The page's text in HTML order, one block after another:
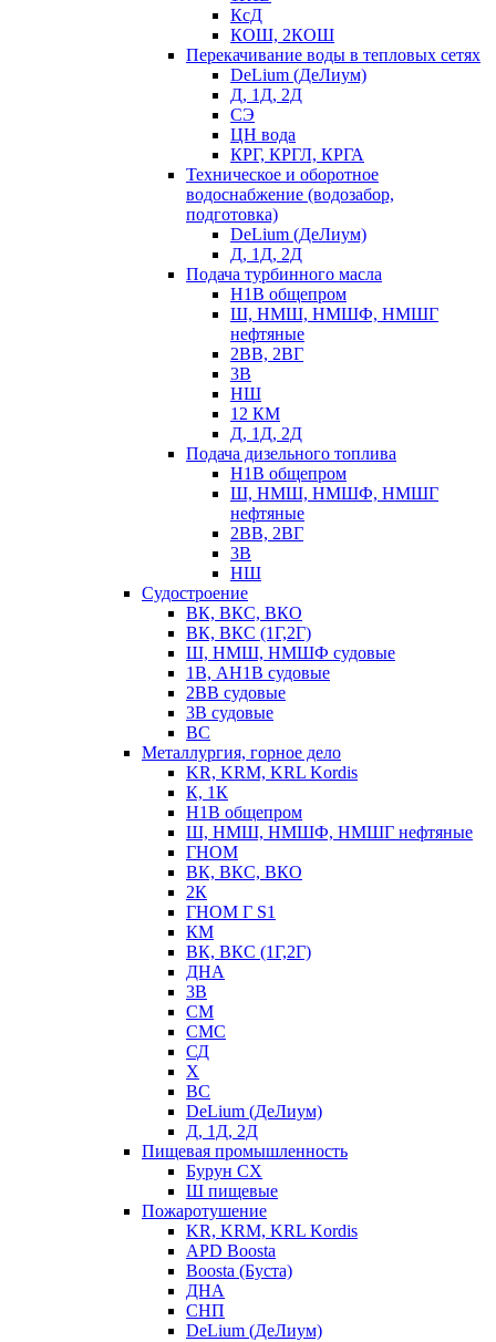
КсД
КОШ, 2КОШ
Перекачивание воды в тепловых сетях
DeLium (ДеЛиум)
Д, 1Д, 2Д
СЭ
ЦН вода
КРГ, КРГЛ, КРГА
Техническое и оборотное
водоснабжение (водозабор,
подготовка)
DeLium (ДеЛиум)
Д, 1Д, 2Д
Подача турбинного масла
Н1В общепром
Ш, НМШ, НМШФ, НМШГ
нефтяные
2ВВ, 2ВГ
3В
НШ
12 КМ
Д, 1Д, 2Д
Подача дизельного топлива
Н1В общепром
Ш, НМШ, НМШФ, НМШГ
нефтяные
2ВВ, 2ВГ
3В
НШ
Судостроение
ВК, ВКС, ВКО
ВК, ВКС (1Г,2Г)
Ш, НМШ, НМШФ судовые
1В, АН1В судовые
2ВВ судовые
3В судовые
ВС
Металлургия, горное дело
KR, KRM, KRL Kordis
К, 1К
Н1В общепром
Ш, НМШ, НМШФ, НМШГ нефтяные
ГНОМ
ВК, ВКС, ВКО
2К
ГНОМ Г S1
КМ
ВК, ВКС (1Г,2Г)
ДНА
3В
СМ
СМС
СД
Х
ВС
DeLium (ДеЛиум)
Д, 1Д, 2Д
Пищевая промышленность
Бурун СХ
Ш пищевые
Пожаротушение
KR, KRM, KRL Kordis
APD Boosta
Boosta (Буста)
ДНА
СНП
DeLium (ДеЛиум)